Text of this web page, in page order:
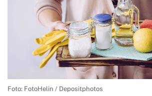
Foto: FotoHelin / Depositphotos